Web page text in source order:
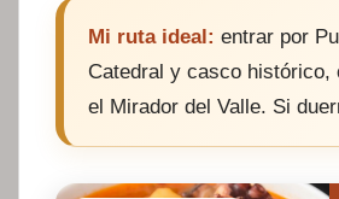
Mi ruta ideal: entrar por
Catedral y casco
el Mirador del Valle. Si